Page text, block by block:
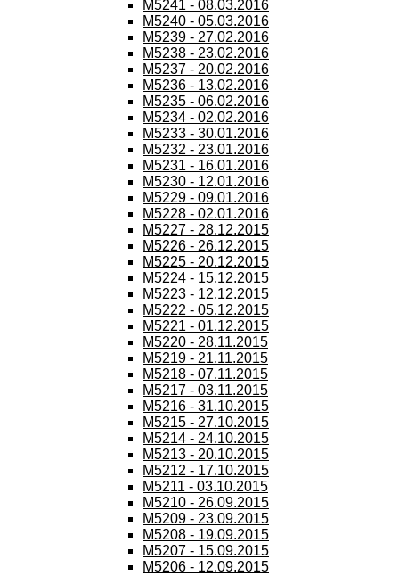
M5241 - 08.03.2016
M5240 - 05.03.2016
M5239 - 27.02.2016
M5238 - 23.02.2016
M5237 - 20.02.2016
M5236 - 13.02.2016
M5235 - 06.02.2016
M5234 - 02.02.2016
M5233 - 30.01.2016
M5232 - 23.01.2016
M5231 - 16.01.2016
M5230 - 12.01.2016
M5229 - 09.01.2016
M5228 - 02.01.2016
M5227 - 28.12.2015
M5226 - 26.12.2015
M5225 - 20.12.2015
M5224 - 15.12.2015
M5223 - 12.12.2015
M5222 - 05.12.2015
M5221 - 01.12.2015
M5220 - 28.11.2015
M5219 - 21.11.2015
M5218 - 07.11.2015
M5217 - 03.11.2015
M5216 - 31.10.2015
M5215 - 27.10.2015
M5214 - 24.10.2015
M5213 - 20.10.2015
M5212 - 17.10.2015
M5211 - 03.10.2015
M5210 - 26.09.2015
M5209 - 23.09.2015
M5208 - 19.09.2015
M5207 - 15.09.2015
M5206 - 12.09.2015